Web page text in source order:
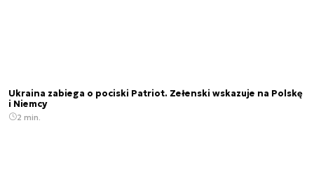
Ukraina zabiega o pociski Patriot. Zełenski wskazuje na Polskę
i Niemcy
2 min.